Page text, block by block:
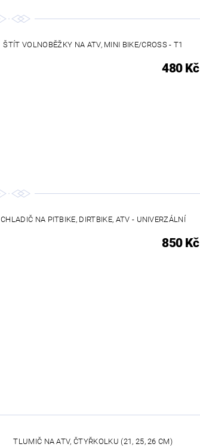
ŠTÍT VOLNOBĚŽKY NA ATV, MINI BIKE/CROSS - T1
480 Kč
CHLADIČ NA PITBIKE, DIRTBIKE, ATV - UNIVERZÁLNÍ
850 Kč
TLUMIČ NA ATV, ČTYŘKOLKU (21, 25, 26 CM)